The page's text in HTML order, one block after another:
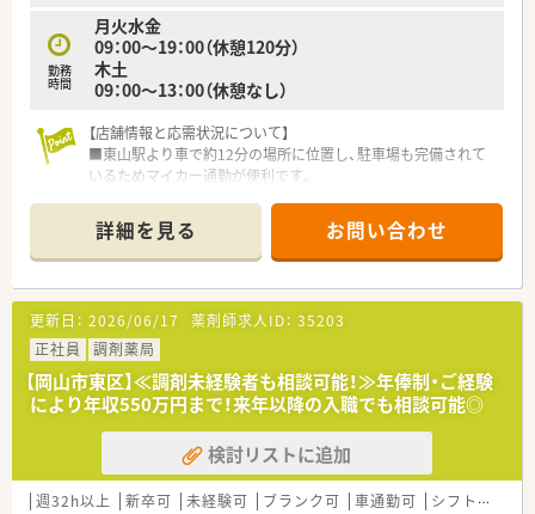
勤務
時間
月火水金
09：00～19：00（休憩120分）
木土
09：00～13：00（休憩なし）
【店舗情報と応需状況について】
■東山駅より車で約12分の場所に位置し、駐車場も完備されて
いるためマイカー通勤が便利です。
に、1日平均約40枚を応需しています。
■現在は薬剤師3名（正社員2名、パート1名）と事務2名の体制で、
協力して業務を行っています。
【募集背景と求める人物像について】
■増員のための募集であり、長期的に勤務し、将来的に管理薬剤
師を目指せる方を歓迎しています。
■未経験の方でも意欲があれば歓迎しており、ベテランから若手
まで幅広い層の方を求めています。
■患者様一人ひとりに丁寧に対応でき、スタッフと協調性を持っ
て業務に取り組める方が理想です。
【法人特徴について】
■岡山市内で3店舗を展開する調剤薬局チェーンで、地域に密着
詳細を見る お問い合わせ
更新日： 2026/06/17 薬剤師求人ID： 35203
正社員
調剤薬局
【岡山市東区】≪調剤未経験者も相談可能！≫年俸制・ご経験
により年収550万円まで！来年以降の入職でも相談可能◎
検討リストに追加
週32h以上 新卒可 未経験可 ブランク可 車通勤可 シフト制